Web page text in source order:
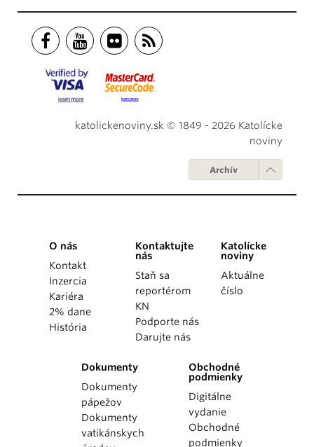
katolickenoviny.sk © 1849 - 2026 Katolícke
noviny
Archív
O nás
Kontakt
Inzercia
Kariéra
2% dane
História
Kontaktujte
nás
Staň sa
reportérom
KN
Podporte nás
Darujte nás
Katolícke
noviny
Aktuálne
číslo
Dokumenty
Dokumenty
pápežov
Dokumenty
vatikánskych
Obchodné
podmienky
Digitálne
vydanie
Obchodné
podmienky